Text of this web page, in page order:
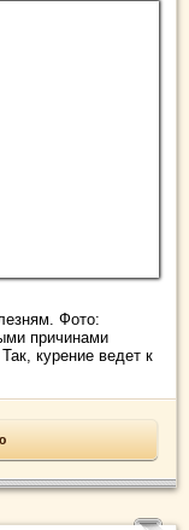
Фото:
причинами
курение ведет к